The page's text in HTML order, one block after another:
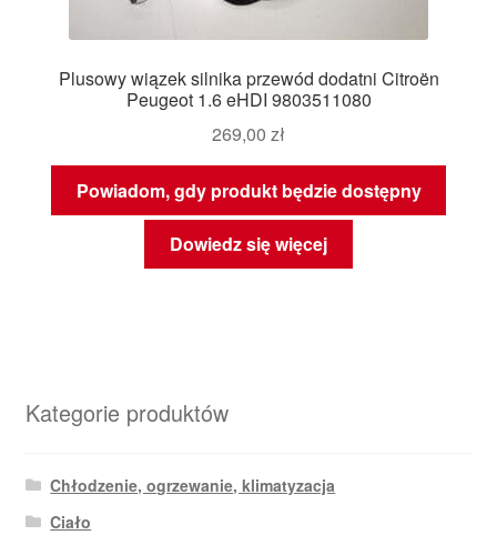
Plusowy wiązek silnika przewód dodatni Citroën
Peugeot 1.6 eHDI 9803511080
269,00 zł
Powiadom, gdy produkt będzie dostępny
Dowiedz się więcej
Kategorie produktów
Chłodzenie, ogrzewanie, klimatyzacja
Ciało